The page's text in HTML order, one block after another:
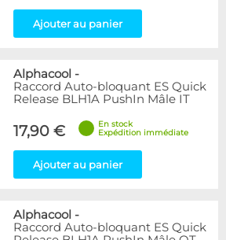
Ajouter au panier
Alphacool -
Raccord Auto-bloquant ES Quick
Release BLH1A PushIn Mâle IT
17,90 €
En stock
Expédition immédiate
Ajouter au panier
Alphacool -
Raccord Auto-bloquant ES Quick